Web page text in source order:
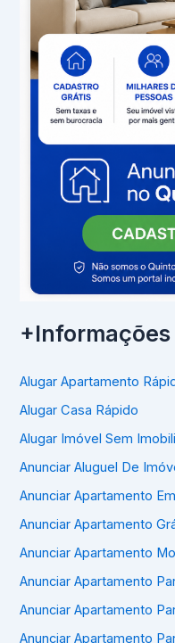
+Informações
Alugar Apartamento
Alugar Casa Rápido
Alugar Imóvel Sem
Anunciar Aluguel De
Anunciar Apartamento
Anunciar Apartamento
Anunciar Apartamento
Anunciar Apartamento
Anunciar Apartamento
Anunciar Apartamento